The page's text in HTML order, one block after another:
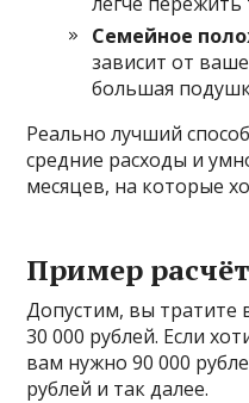
Семейное
зависит от
большая
Реально лучший
средние расходы и
месяцев, на которые
Пример
Допустим, вы тратите
30 000 рублей. Если
вам нужно 90 000
рублей и так далее.